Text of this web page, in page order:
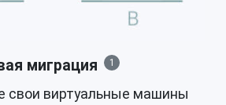
миграция 1
свои виртуальные машины